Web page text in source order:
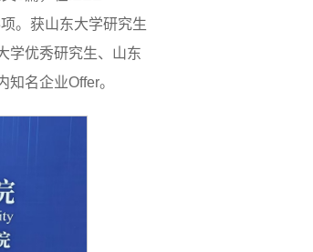
。获山东大学研究生
学优秀研究生、山东
名企业Offer。